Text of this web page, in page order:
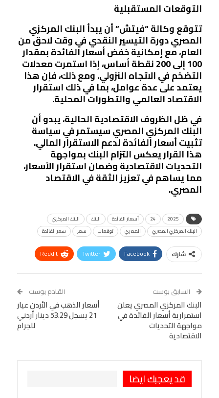
التوقعات المستقبلية
تتوقع وكالة “فيتش” أن يبدأ البنك المركزي
المصري دورة التيسير النقدي في وقت لاحق من
العام، مع إمكانية خفض أسعار الفائدة بمقدار
100 إلى 200 نقطة أساس، إذا استمرت معدلات
التضخم في الاتجاه النزولي. ومع ذلك، فإن هذا
يعتمد على عدة عوامل، بما في ذلك استقرار
الاقتصاد العالمي والتطورات المحلية.
في ظل الظروف الاقتصادية الحالية، يبدو أن
البنك المركزي المصري سيستمر في سياسة
تثبيت أسعار الفائدة لدعم الاستقرار المالي.
هذا القرار يعكس التزام البنك بمواجهة
التحديات الاقتصادية وضمان استقرار الأسعار،
مما يساهم في تعزيز الثقة في الاقتصاد
المصري.
2025
24 أسعار الفائدة البنك
البنك المركزي
البنك المركزي المصري
المصري توقعات سعر سعر الفائدة
شارك Facebook
Twitter
ReddIt
Tumblr
البريد الإلكتروني
StumbleUpon
VK
Digg
LINE
BlackBerry
Viber
طباعة
السابق بوست
البنك المركزي المصري يعلن
استمرارية أسعار الفائدة في
مواجهة التحديات
الاقتصادية
القادم بوست
أسعار الذهب في الأردن عيار
21 يسجل 53.29 دينار أردني
للجرام
قد يعجبك ايضا